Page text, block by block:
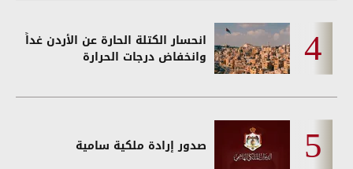
انحسار الكتلة الحارة عن الأردن غداً
وانخفاض درجات الحرارة
صدور إرادة ملكية سامية